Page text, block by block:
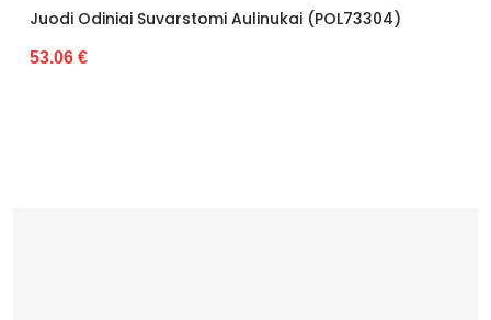
Kulno aukštis 0cm - 3cm
Kulno tipas
Suvarstomi Aulinukai (POL73304) Juodi